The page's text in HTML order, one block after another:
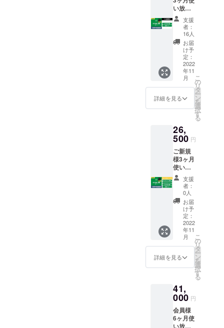
療行為
ではご
ざいま
せん。
効果に
は個人
差がご
ざいま
すこと
を予め
ご了承
い。」
効果に
は個人
差がご
ざいま
すこと
を予め
ご了承
くださ
い。」
間ジム
使い放
題（日
数/時間
制限な
し） ※
チケッ
トの使
用期限
は発行
日から6
か月間
です。
※ご利用
間6:00-
21:00の
間とな
りま
す。 ※
通常、
1ヶ月間
の期間
利用料
（8,000
円）＋
初回登
録料
（11,00
0円）か
31%OF
Fのお得
ランで
す。
「法令
に基づ
く医
リング
■各種マ
シンの
使い方
説明レ
クリ
エー
ション
■ジムオ
リジナ
ルト
レーニ
シャツ1
レーニ
ングサ
ポート
■1ヶ月
間ジム
使い放
題（日
数/時間
制限な
し） ※
チケッ
トの使
用期限
は発行
日から6
か月間
です。
※ご利用
間6:00-
21:00の
間とな
りま
す。 ※
い放題
チケッ
ト1枚
★対
象）既
存会員
様限定
のプラ
ンとな
りま
す。
【内
容】 ■
ジムオ
ルト
レーニ
ングT
シャツ1
枚 ■ト
レーニ
ングサ
ポート
■3ヶ月
間ジム
使い放
題（日
数/時間
制限な
し） ※
チケッ
トの使
か月間
です。
※ご利用
時間は
営業時
支援
者：
16人
お届
け予
定：
2022
年11
月
詳細を見る
こ
の
リ
タ
ー
ン
を
選
択
す
る
26,
500 円
ご新規
様3ヶ月
使い放
題チ
ケット1
枚 対
象）一
般／ご
支援
者・ご
家族、
ご友人
へのギ
フトと
してご
利用頂
す。
【内
容】 ■
初回カ
ウンセ
支援
者：
0人
お届
け予
定：
2022
年11
月
詳細を見る
こ
の
リ
タ
ー
ン
を
選
択
す
る
41,
000 円
会員様
6ヶ月使
い放題